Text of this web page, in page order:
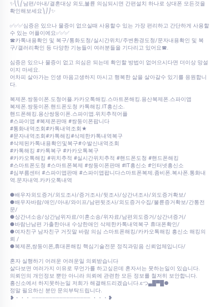
✨⎝⎝⎛남편/아내/결혼대상 외도,불륜 의심되시면 간편설치 하나로 상대폰 모든것을
확인해보세요⎞⎠⎠✨
✅✅✅심증은 있으나 물증이 없으실때 사용할수 있는 가장 편리하고 간단하게 사용할
수 있는 어플이에요✅✅✅
☎카톡내용확인 및 복구/통화도청/실시간위치/주변환경도청/문자내용확인 및 복
구/갤러리확인 등 다양한 기능들이 여러분들을 기다리고 있어요☎.
심증은 있으나 물증이 없고 의심은 되는데 확인할 방법이 없어으시다면 더이상 망설
이지 마세요.
어차피 살아가는 인생 마음고생하지 마시고 행복한 삶을 살아갈수 있기를 응원합니
다.
복제폰.쌍둥이폰.도청어플.카카오톡해킹.스마트폰해킹.용산복제폰.스파이앱
복제폰.쌍둥이폰.핸드폰도청 카톡해킹.IT흥신소.
핸드폰해킹.용산쌍둥이폰.스파이앱.위치추적어플
#스파이앱 #복제폰판매 #쌍둥이폰팝니다
#통화내역조회#카톡내역조회★
#문자내역조회#카톡해킹#삭제한카톡내역복구
#삭제된카톡내용확인및복구#수발신내역조회
#카톡해킹 #카톡복구 #카카오톡복구
#카카오톡해킹 #위치추적 #실시간위치추적 #핸드폰도청 #핸드폰해킹
#스마트폰도청 #스마트폰복제 #쌍둥이폰판매 #IT흥신소 #인터넷흥신소
#심부름센터 #스파이앱판매 #스파이앱팝니다스마트폰복제.좀비폰.복사폰.통화내
역.문자내역.카카오톡내역
●배우자외도증거/외도조사/증거조사/뒷조사/상간녀조사/외도증거확보/
●배우자바람/애인/아내/와이프/남편뒷조사/외도증거수집/불륜증거확보/간통전
문/
●상간녀소송/상간남위자료/이혼소송/위자료/남편외도증거/상간녀증거/
●바람난남편 가출한아내 수상한애인 삭제한카톡내역복구 휴대폰확인/
●여자친구 남자친구 거짓말 바람 의심 스마트폰해킹/카카오톡해킹 흥신소 해킹의
뢰 /
●복제폰,쌍둥이폰,휴대폰해킹 핵심기술전문 정직과믿음 신뢰업체입니다/
혼자 실행하기 어려운 어려운일 의뢰받습니다
살다보면 여러가지 이유로 무언가를 하고싶은데 혼자서는 못하는일이 있습니다.
의뢰인의 개인정보 뿐만 아니라 의뢰에 관련한 모든 정보를 철저히 보안합니다.
흥신소에서 하지못하는일 저희가 해결해드리겠습니다.εつ▄█▀█●
정말 필요하신 분만 문의부탁드립니다.
❥・・・ ┈┈┈┈┈┈┈┈┈┈┈┈┈┈┈┈┈ ・・・❥